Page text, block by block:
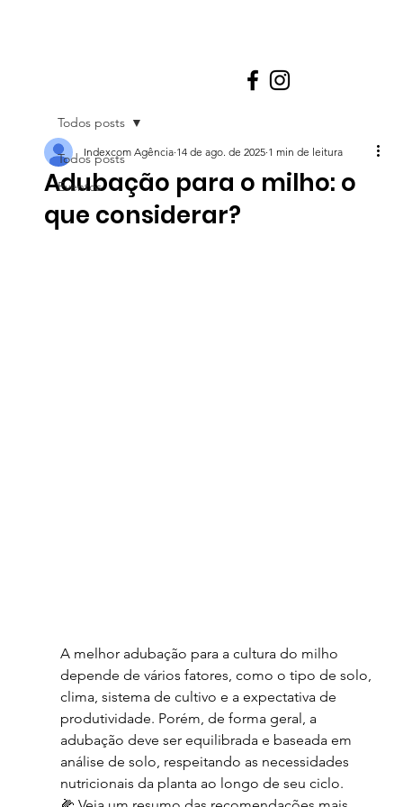
Todos posts
Eventos
Todos posts
Adubação para o milho: o
que considerar?
Indexcom Agência 14 de ago. de 2025 1 min de leitura
A melhor adubação para a cultura do milho
depende de vários fatores, como o tipo de solo,
clima, sistema de cultivo e a expectativa de
produtividade. Porém, de forma geral, a
adubação deve ser equilibrada e baseada em
análise de solo, respeitando as necessidades
nutricionais da planta ao longo de seu ciclo.